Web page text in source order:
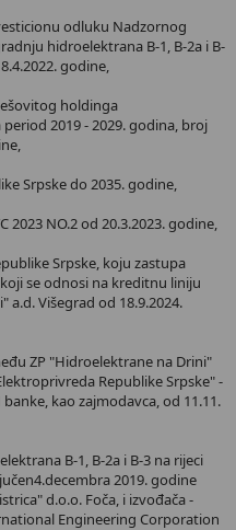
odluku Nadzornog
hidroelektrana B-1, B-2a i B-
godine,
holdinga
2019 - 2029. godina, broj
Srpske do 2035. godine,
2023 NO.2 od 20.3.2023. godine,
Srpske, koju zastupa
se odnosi na kreditnu liniju
Višegrad od 18.9.2024.
ZP "Hidroelektrane na Drini"
Republike Srpske" -
kao zajmodavca, od 11.11.
B-1, B-2a i B-3 na rijeci
2019. godine
d.o.o. Foča, i izvođača -
Engineering Corporation